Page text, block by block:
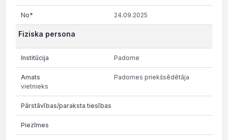
24.09.2025
Fiziska persona
Padome
Padomes priekšsēdētāja
vietnieks